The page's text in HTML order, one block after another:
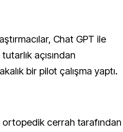
Chat GPT ile
açısından
bir pilot çalışma yaptı.
ortopedik cerrah tarafından